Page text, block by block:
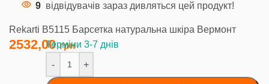
9 відвідувачів зараз дивляться цей продукт!
Rekarti В5115 Барсетка натуральна шкіра Вермонт
2532,00Терміни 3-7 днів
-
+